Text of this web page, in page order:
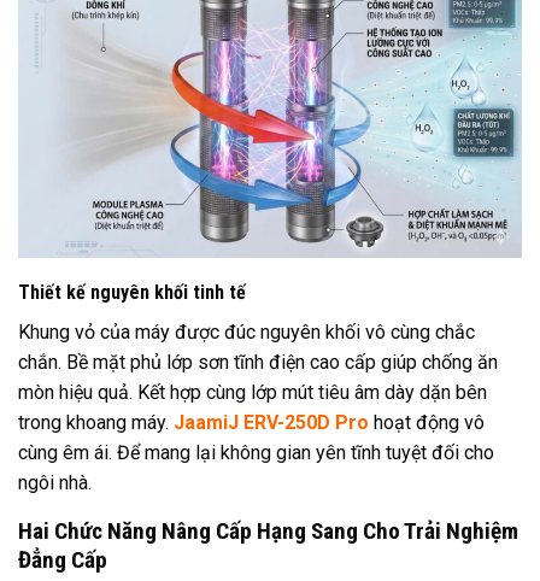
Thiết kế nguyên khối tinh tế
Khung vỏ của máy được đúc nguyên khối vô cùng chắc
chắn. Bề mặt phủ lớp sơn tĩnh điện cao cấp giúp chống ăn
mòn hiệu quả. Kết hợp cùng lớp mút tiêu âm dày dặn bên
trong khoang máy. JaamiJ ERV-250D Pro hoạt động vô
cùng êm ái. Để mang lại không gian yên tĩnh tuyệt đối cho
ngôi nhà.
Hai Chức Năng Nâng Cấp Hạng Sang Cho Trải Nghiệm
Đẳng Cấp